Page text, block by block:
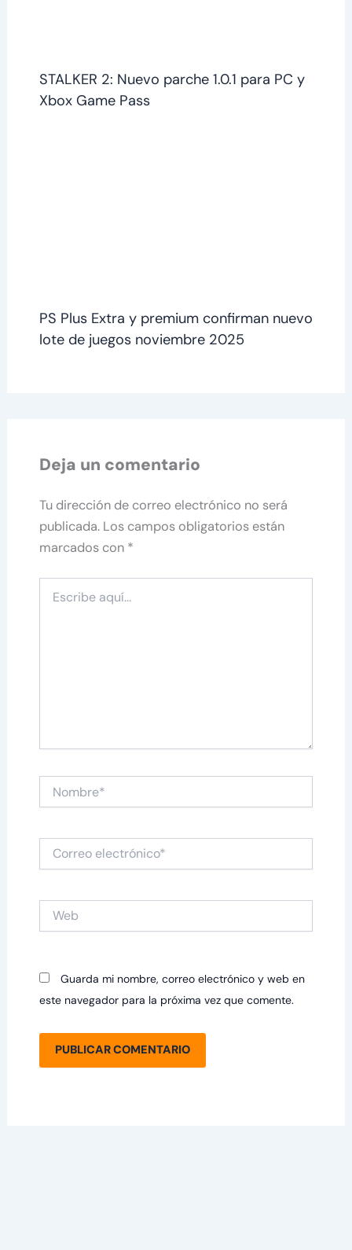
STALKER 2: Nuevo parche 1.0.1 para PC y
Xbox Game Pass
PS Plus Extra y premium confirman nuevo
lote de juegos noviembre 2025
Deja un comentario
Tu dirección de correo electrónico no será
publicada. Los campos obligatorios están
marcados con *
aquí...
Correo
electrónico*
Guarda mi nombre, correo electrónico y web en
este navegador para la próxima vez que comente.